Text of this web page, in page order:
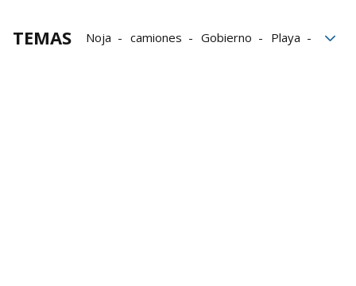
TEMAS Noja camiones Gobierno
Playa